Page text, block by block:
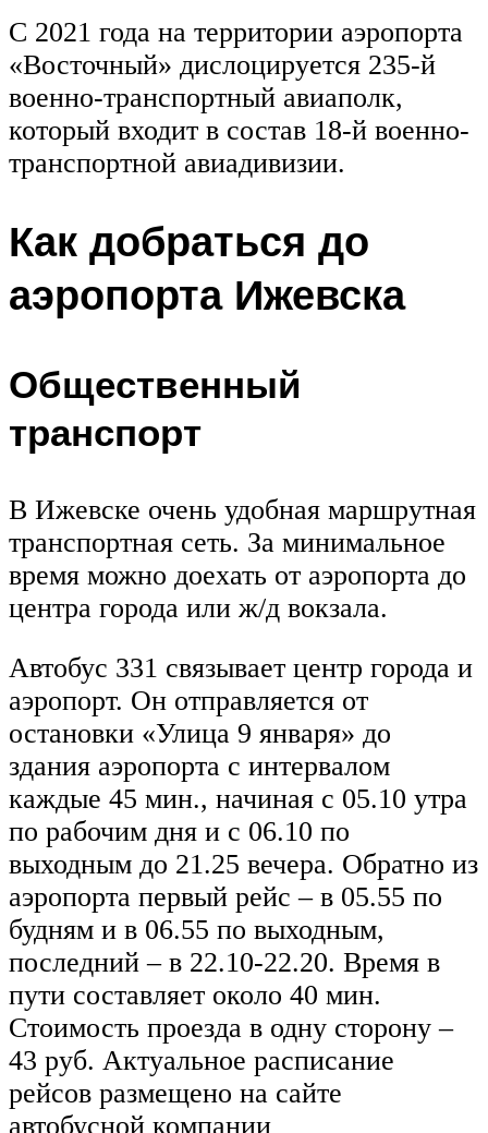
С 2021 года на территории аэропорта
«Восточный» дислоцируется 235-й
военно-транспортный авиаполк,
который входит в состав 18-й военно-
транспортной авиадивизии.
Как добраться до
аэропорта Ижевска
Общественный
транспорт
В Ижевске очень удобная маршрутная
транспортная сеть. За минимальное
время можно доехать от аэропорта до
центра города или ж/д вокзала.
Автобус 331 связывает центр города и
аэропорт. Он отправляется от
остановки «Улица 9 января» до
здания аэропорта с интервалом
каждые 45 мин., начиная с 05.10 утра
по рабочим дня и с 06.10 по
выходным до 21.25 вечера. Обратно из
аэропорта первый рейс – в 05.55 по
будням и в 06.55 по выходным,
последний – в 22.10-22.20. Время в
пути составляет около 40 мин.
Стоимость проезда в одну сторону –
43 руб. Актуальное расписание
рейсов размещено на сайте
автобусной компании